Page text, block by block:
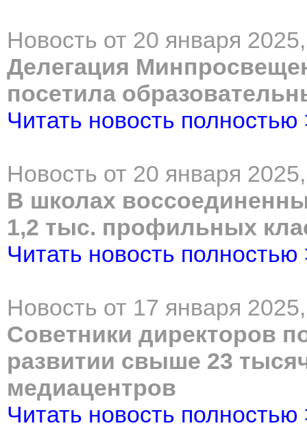
Новость от 20 января
Делегация
посетила
Читать новость полностью
Новость от 20 января
В школах
1,2 тыс. профильных
Читать новость полностью
Новость от 17 января
Советники директоров
развитии свыше 23
медиацентров
Читать новость полностью